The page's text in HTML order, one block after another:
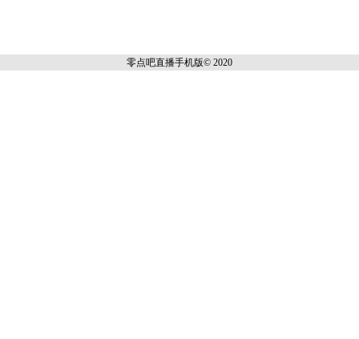
零点吧直播手机版© 2020